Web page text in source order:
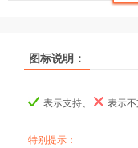
产品名称
产品名称
产品名称
图标说明：
表示支持、 表示不
特别提示：